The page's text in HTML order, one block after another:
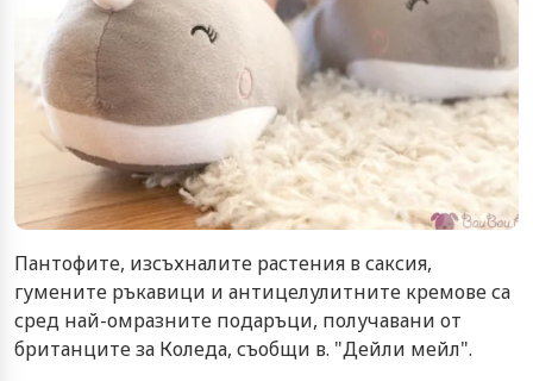
Пантофите, изсъхналите растения в саксия,
гумените ръкавици и антицелулитните кремове са
сред най-омразните подаръци, получавани от
британците за Коледа, съобщи в. "Дейли мейл".